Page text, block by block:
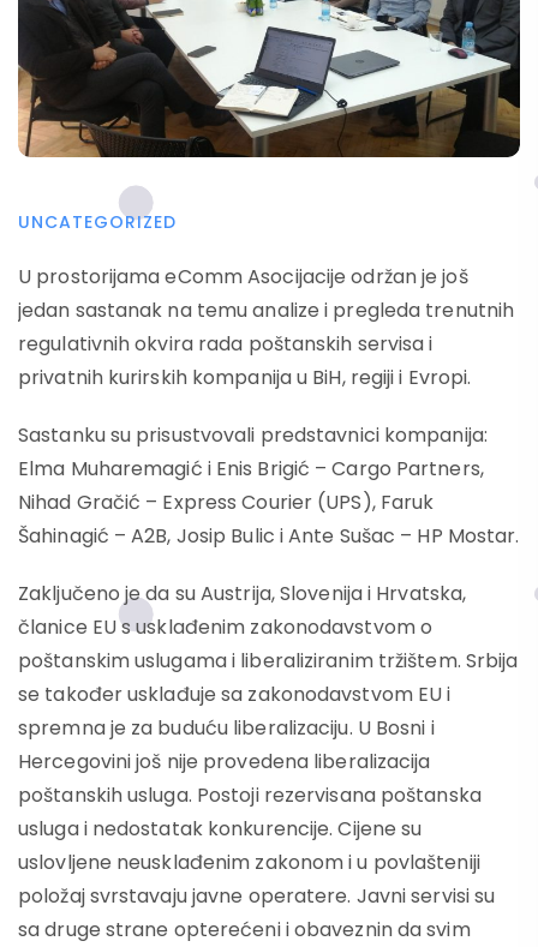
UNCATEGORIZED
U prostorijama eComm Asocijacije održan je još
jedan sastanak na temu analize i pregleda trenutnih
regulativnih okvira rada poštanskih servisa i
privatnih kurirskih kompanija u BiH, regiji i Evropi.
Sastanku su prisustvovali predstavnici kompanija:
Elma Muharemagić i Enis Brigić – Cargo Partners,
Nihad Gračić – Express Courier (UPS), Faruk
Šahinagić – A2B, Josip Bulic i Ante Sušac – HP Mostar.
Zaključeno je da su Austrija, Slovenija i Hrvatska,
članice EU s usklađenim zakonodavstvom o
poštanskim uslugama i liberaliziranim tržištem. Srbija
se također usklađuje sa zakonodavstvom EU i
spremna je za buduću liberalizaciju. U Bosni i
Hercegovini još nije provedena liberalizacija
poštanskih usluga. Postoji rezervisana poštanska
usluga i nedostatak konkurencije. Cijene su
uslovljene neusklađenim zakonom i u povlašteniji
položaj svrstavaju javne operatere. Javni servisi su
sa druge strane opterećeni i obaveznin da svim